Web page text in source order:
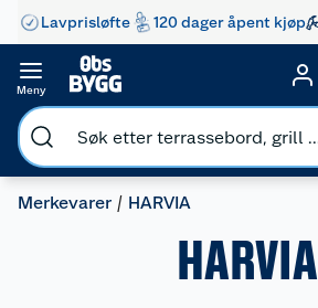
Lavprisløfte 120 dager åpent kjøp
Meny
Merkevarer HARVIA
HARVIA